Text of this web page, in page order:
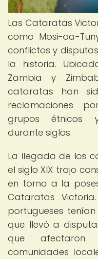
Las Cataratas
como Mosi-oa-
conflictos y
la historia.
Zambia y
cataratas han
reclamaciones
grupos étnicos
durante siglos.
La llegada de los
el siglo XIX trajo
en torno a la
Cataratas
portugueses
que llevó a
que afectaron
comunidades